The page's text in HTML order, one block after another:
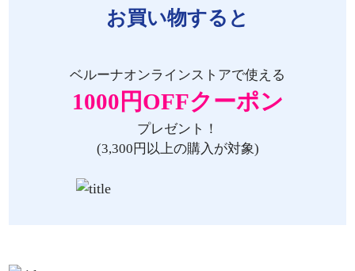
お買い物すると
ベルーナオンラインストアで使える
1000円OFFクーポン
プレゼント！
(3,300円以上の購入が対象)